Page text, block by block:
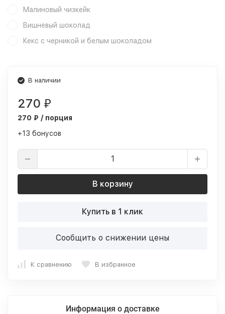
Малиновый чизкейк
Вишневый шоколад
Кекс с черникой и белым шоколадом
В наличии
270 ₽
270 ₽ / порция
+13 бонусов
В корзину
Купить в 1 клик
Сообщить о снижении цены
К сравнению В избранное
Информация о доставке